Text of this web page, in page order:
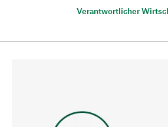
Verantwortlicher